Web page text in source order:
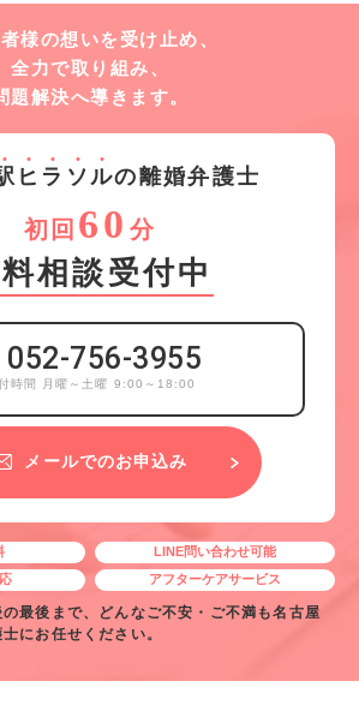
様の想いを受け止め、
全力で取り組み、
題解決へ導きます。
ヒ ラ ソルの離婚弁護士
初回 60 分
相談受付中
052-756-3955
時間 月曜～土曜 9:00～18:00
メールでのお申込み
LINE問い合わせ可能
アフターケアサービス
最後まで、どんなご不安・ご不満も名古屋
にお任せください。